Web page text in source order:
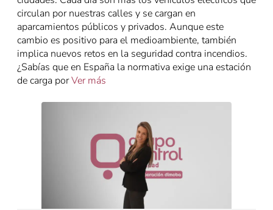
circulan por nuestras calles y se cargan en
aparcamientos públicos y privados. Aunque este
cambio es positivo para el medioambiente, también
implica nuevos retos en la seguridad contra incendios.
¿Sabías que en España la normativa exige una estación
de carga porVer más